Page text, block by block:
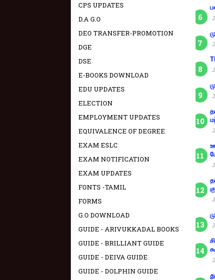
CPS UPDATES
D.A G.O
DEO TRANSFER-PROMOTION
DGE
DSE
E-BOOKS DOWNLOAD
EDU UPDATES
ELECTION
EMPLOYMENT UPDATES
EQUIVALENCE OF DEGREE
EXAM ESLC
EXAM NOTIFICATION
EXAM UPDATES
FONTS -TAMIL
FORMS
G.O DOWNLOAD
GUIDE - ARIVUKKADAL BOOKS
GUIDE - BRILLIANT GUIDE
GUIDE - DEIVA GUIDE
GUIDE - DOLPHIN GUIDE